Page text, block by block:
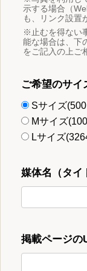
示する場合（
も、リンク設置
※止むを得ない
能な場合は、下
をご記入の上ご
ご希望のサイ
Sサイズ
Mサイズ
Lサイズ
媒体名（タイ
掲載ページの